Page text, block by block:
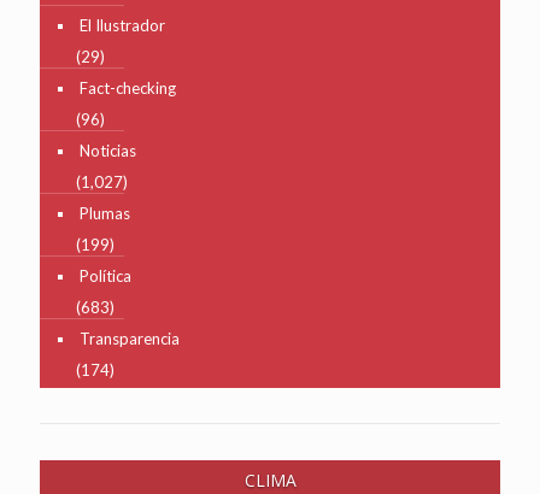
El Ilustrador
(29)
Fact-checking
(96)
Noticias
(1,027)
Plumas
(199)
Política
(683)
Transparencia
(174)
CLIMA